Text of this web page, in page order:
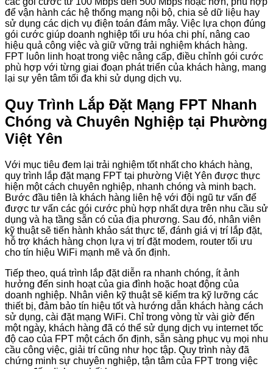
để vận hành các hệ thống mạng nội bộ, chia sẻ dữ liệu hay
sử dụng các dịch vụ điện toán đám mây. Việc lựa chọn đúng
gói cước giúp doanh nghiệp tối ưu hóa chi phí, nâng cao
hiệu quả công việc và giữ vững trải nghiệm khách hàng.
FPT luôn linh hoạt trong việc nâng cấp, điều chỉnh gói cước
phù hợp với từng giai đoạn phát triển của khách hàng, mang
lại sự yên tâm tối đa khi sử dụng dịch vụ.
Quy Trình Lắp Đặt Mạng FPT Nhanh
Chóng và Chuyên Nghiệp tại Phường
Việt Yên
Với mục tiêu đem lại trải nghiệm tốt nhất cho khách hàng,
quy trình lắp đặt mạng FPT tại phường Việt Yên được thực
hiện một cách chuyên nghiệp, nhanh chóng và minh bạch.
Bước đầu tiên là khách hàng liên hệ với đội ngũ tư vấn để
được tư vấn các gói cước phù hợp nhất dựa trên nhu cầu sử
dụng và hạ tầng sẵn có của địa phương. Sau đó, nhân viên
kỹ thuật sẽ tiến hành khảo sát thực tế, đánh giá vị trí lắp đặt,
hỗ trợ khách hàng chọn lựa vị trí đặt modem, router tối ưu
cho tín hiệu WiFi mạnh mẽ và ổn định.
Tiếp theo, quá trình lắp đặt diễn ra nhanh chóng, ít ảnh
hưởng đến sinh hoạt của gia đình hoặc hoạt động của
doanh nghiệp. Nhân viên kỹ thuật sẽ kiểm tra kỹ lưỡng các
thiết bị, đảm bảo tín hiệu tốt và hướng dẫn khách hàng cách
sử dụng, cài đặt mạng WiFi. Chỉ trong vòng từ vài giờ đến
một ngày, khách hàng đã có thể sử dụng dịch vụ internet tốc
độ cao của FPT một cách ổn định, sẵn sàng phục vụ mọi nhu
cầu công việc, giải trí cũng như học tập. Quy trình này đã
chứng minh sự chuyên nghiệp, tận tâm của FPT trong việc